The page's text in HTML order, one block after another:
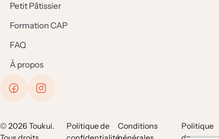
Petit Pâtissier
Formation CAP
FAQ
À propos
© 2026 Toukui.
Politique de
Conditions
Politique